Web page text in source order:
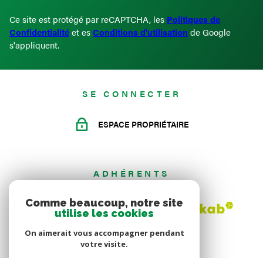
Ce site est protégé par reCAPTCHA, les Politiques de
Confidentialitéet esConditions d'utilisation de Google
s'appliquent.
SE CONNECTER
ESPACE PROPRIÉTAIRE
ADHÉRENTS
Comme beaucoup, notre site
utilise les cookies
On aimerait vous accompagner pendant
votre visite.